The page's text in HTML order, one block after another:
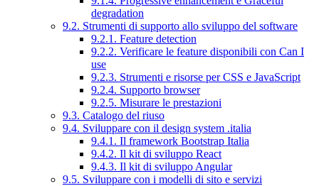
degradation
9.2. Strumenti di supporto allo sviluppo del software
9.2.1. Feature detection
9.2.2. Verificare le feature disponibili con Can I
use
9.2.3. Strumenti e risorse per CSS e JavaScript
9.2.4. Supporto browser
9.2.5. Misurare le prestazioni
9.3. Catalogo del riuso
9.4. Sviluppare con il design system .italia
9.4.1. Il framework Bootstrap Italia
9.4.2. Il kit di sviluppo React
9.4.3. Il kit di sviluppo Angular
9.5. Sviluppare con i modelli di sito e servizi